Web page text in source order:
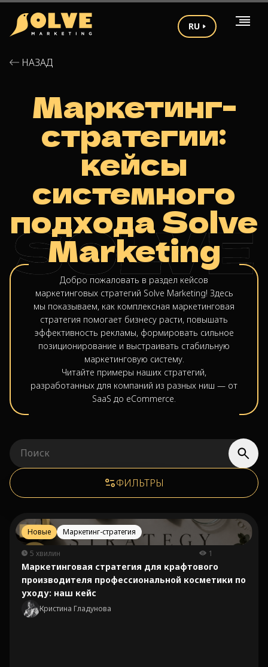
RU
НАЗАД
Маркетинг-
стратегии:
кейсы
системного
подхода Solve
Marketing
Добро пожаловать в раздел кейсов
маркетинговых стратегий Solve Marketing! Здесь
мы показываем, как комплексная маркетинговая
стратегия помогает бизнесу расти, повышать
эффективность рекламы, формировать сильное
позиционирование и выстраивать стабильную
маркетинговую систему.
Читайте примеры наших стратегий,
разработанных для компаний из разных ниш — от
SaaS до eCommerce.
ФИЛЬТРЫ
Новые Маркетинг-стратегия
5 хвилин 1
Маркетинговая стратегия для крафтового
производителя профессиональной косметики по
уходу: наш кейс
Кристина Гладунова